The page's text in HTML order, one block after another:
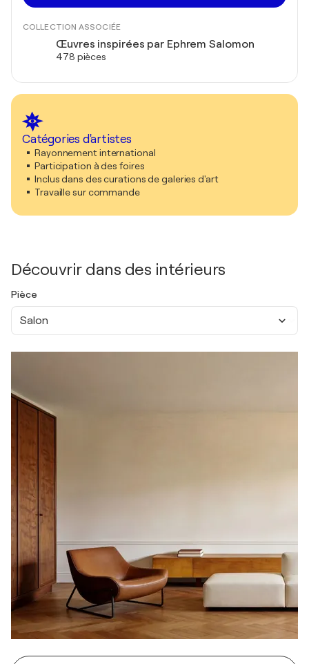
COLLECTION ASSOCIÉE
Œuvres inspirées par Ephrem Salomon
478 pièces
Catégories d'artistes
Rayonnement international
Participation à des foires
Inclus dans des curations de galeries d'art
Travaille sur commande
Découvrir dans des intérieurs
Pièce
Salon